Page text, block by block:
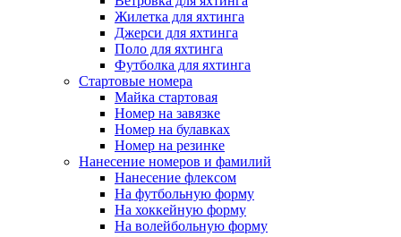
Жилетка для яхтинга
Джерси для яхтинга
Поло для яхтинга
Футболка для яхтинга
Стартовые номера
Майка стартовая
Номер на завязке
Номер на булавках
Номер на резинке
Нанесение номеров и фамилий
Нанесение флексом
На футбольную форму
На хоккейную форму
На волейбольную форму